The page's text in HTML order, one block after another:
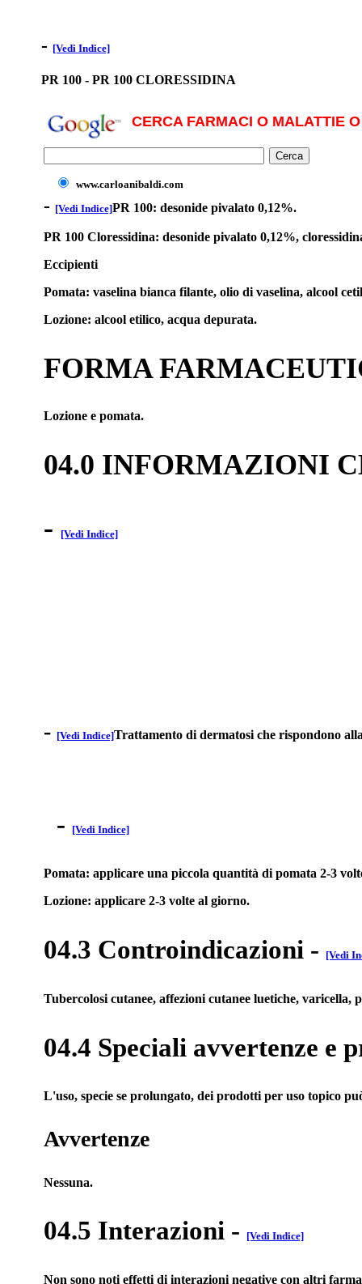
- [Vedi Indice]
PR 100 - PR 100 CLORESSIDINA
CERCA FARMACI O MALATTIE
www.carloanibaldi.com
- [Vedi Indice]PR 100: desonide pivalato 0,12%.
PR 100 Cloressidina: desonide pivalato 0,12%,
Eccipienti
Pomata: vaselina bianca filante, olio di vaselina, alcool
Lozione: alcool etilico, acqua depurata.
FORMA
Lozione e pomata.
04.0 INFORMAZIONI
-
[Vedi Indice]
- [Vedi Indice]Trattamento di dermatosi che rispondono
- [Vedi Indice]
Pomata: applicare una piccola quantità di pomata 2-3
Lozione: applicare 2-3 volte al giorno.
04.3 Controindicazioni - [Vedi
Tubercolosi cutanee, affezioni cutanee luetiche, varicella,
04.4 Speciali avvertenze e
L'uso, specie se prolungato, dei prodotti per uso topico
Avvertenze
Nessuna.
04.5 Interazioni - [Vedi Indice]
Non sono noti effetti di interazioni negative con altri